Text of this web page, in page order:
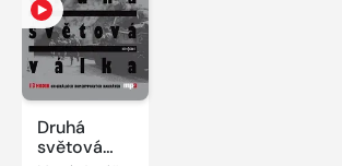
Druhá
světová